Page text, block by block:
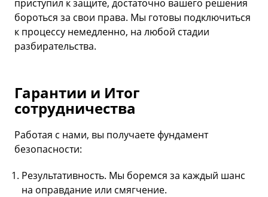
приступил к защите, достаточно вашего решения
бороться за свои права. Мы готовы подключиться
к процессу немедленно, на любой стадии
разбирательства.
Гарантии и Итог
сотрудничества
Работая с нами, вы получаете фундамент
безопасности:
Результативность. Мы боремся за каждый шанс
на оправдание или смягчение.